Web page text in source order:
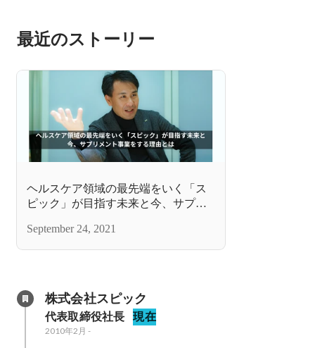
最近のストーリー
ヘルスケア領域の最先端をいく「ス
ピック」が目指す未来と今、サプリ
September 24, 2021
株式会社スピック
代表取締役社長 現在
2010年2月 -